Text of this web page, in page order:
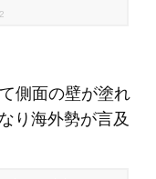
側面の壁が塗れ
り海外勢が言及